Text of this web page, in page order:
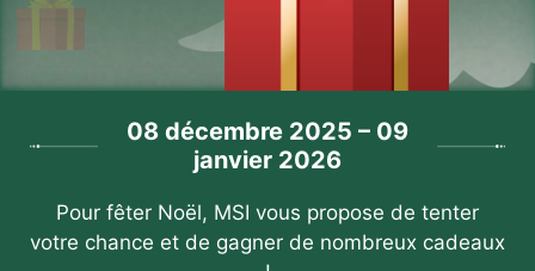
08 décembre 2025 – 09
janvier 2026
Pour fêter Noël, MSI vous propose de tenter
votre chance et de gagner de nombreux cadeaux